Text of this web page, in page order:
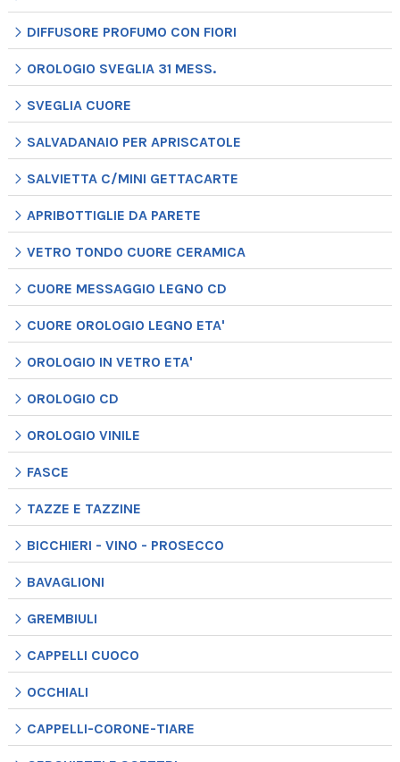
DIFFUSORE PROFUMO CON FIORI
OROLOGIO SVEGLIA 31 MESS.
SVEGLIA CUORE
SALVADANAIO PER APRISCATOLE
SALVIETTA C/MINI GETTACARTE
APRIBOTTIGLIE DA PARETE
VETRO TONDO CUORE CERAMICA
CUORE MESSAGGIO LEGNO CD
CUORE OROLOGIO LEGNO ETA'
OROLOGIO IN VETRO ETA'
OROLOGIO CD
OROLOGIO VINILE
FASCE
TAZZE E TAZZINE
BICCHIERI - VINO - PROSECCO
BAVAGLIONI
GREMBIULI
CAPPELLI CUOCO
OCCHIALI
CAPPELLI-CORONE-TIARE